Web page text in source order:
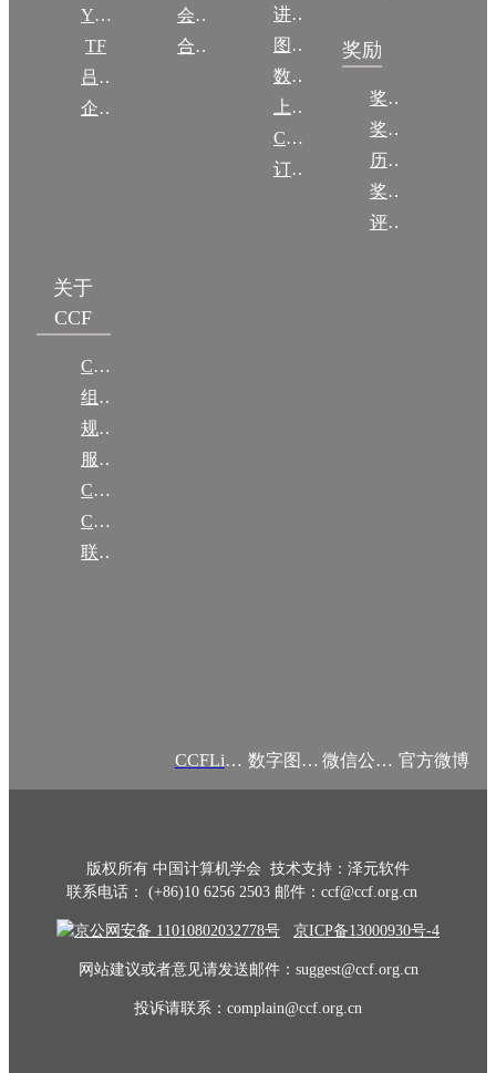
YOCSEF
TF
吕梁振兴
企智会
会员交费
合作伙伴
讲稿
图集
数图编审委员会
上传/发布作品
CCF DL Focus
订阅《计算》
奖励
奖励动态
奖励目录
历年获奖名单
奖项推荐
评奖条例
关于
CCF
CCF简介
组织机构
规章
服务项目
CCF大事记
CCF创建60周年
联系我们
CCFLink APP 数字图书馆 微信公众号 官方微博
版权所有 中国计算机学会 技术支持：泽元软件
联系电话： (+86)10 6256 2503 邮件：ccf@ccf.org.cn
京公网安备 11010802032778号 京ICP备13000930号-4
网站建议或者意见请发送邮件：suggest@ccf.org.cn
投诉请联系：complain@ccf.org.cn